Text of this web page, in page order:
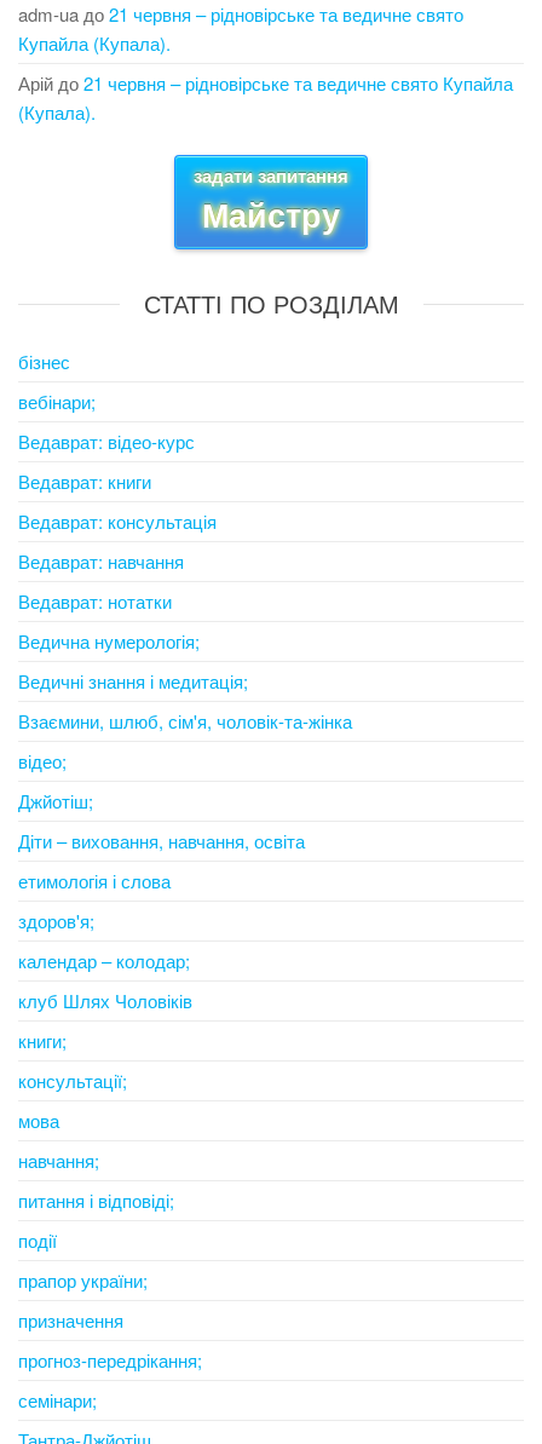
adm-ua до21 червня – рідновірське та ведичне свято
Купайла (Купала).
Арій до21 червня – рідновірське та ведичне свято Купайла
(Купала).
задати запитання
Майстру
СТАТТІ ПО РОЗДІЛАМ
бізнес
вебінари;
Ведаврат: відео-курс
Ведаврат: книги
Ведаврат: консультація
Ведаврат: навчання
Ведаврат: нотатки
Ведична нумерологія;
Ведичні знання і медитація;
Взаємини, шлюб, сім'я, чоловік-та-жінка
відео;
Джйотіш;
Діти – виховання, навчання, освіта
етимологія і слова
здоров'я;
календар – колодар;
клуб Шлях Чоловіків
книги;
консультації;
мова
навчання;
питання і відповіді;
події
прапор україни;
призначення
прогноз-передрікання;
семінари;